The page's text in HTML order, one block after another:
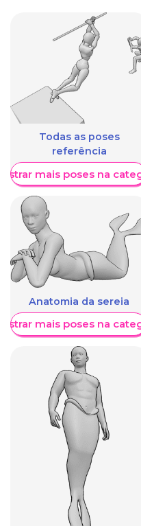
Todas as poses
referência
mais poses na
Anatomia da sereia
mais poses na